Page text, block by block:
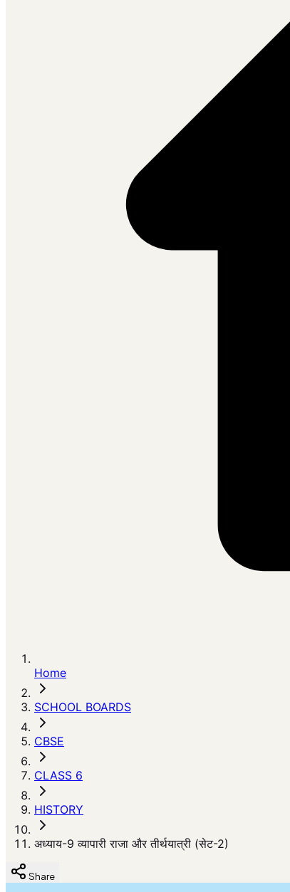
Home
SCHOOL BOARDS
CBSE
CLASS 6
HISTORY
अध्याय-9 व्यापारी राजा और तीर्थयात्री (सेट-2)
Share